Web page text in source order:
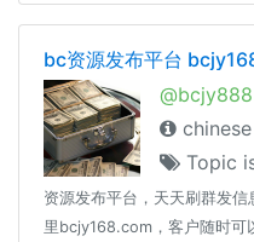
bc资源发布平台
@bcjy888
chinese
Topic
资源发布平台，天天刷群发
里bcjy168.com，客户随时可